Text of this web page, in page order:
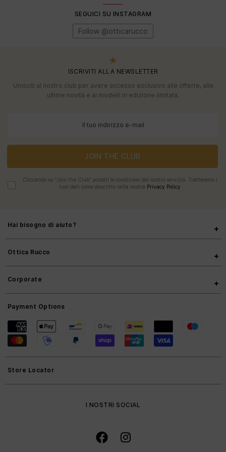
SEGUICI SU INSTAGRAM
Follow @otticarucco
ISCRIVITI ALLA NEWSLETTER
Unisciti al nostro club per avere accesso esclusivo alle offerte, alle
ultime novità e ai modelli in edizione limitata.
JOIN THE CLUB
Cliccando su “Join the Club” accetti le condizioni del nostro servizio. Tratteremo i
tuoi dati come descritto nella nostra Privacy Policy
Hai bisogno di aiuto?
Ottica Rucco
Corporate
Payment Options
Store Locator
I NOSTRI SOCIAL